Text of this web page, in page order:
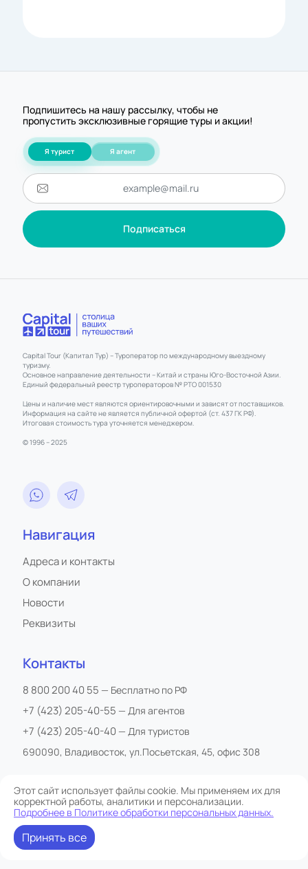
Подпишитесь на нашу рассылку, чтобы не
пропустить эксклюзивные горящие туры и акции!
Я турист Я агент
Подписаться
Capital Tour (Капитал Тур) – Туроператор по международному выездному
туризму.
Основное направление деятельности – Китай и страны Юго-Восточной Азии.
Единый федеральный реестр туроператоров № РТО 001530
Цены и наличие мест являются ориентировочными и зависят от поставщиков.
Информация на сайте не является публичной офертой (ст. 437 ГК РФ).
Итоговая стоимость тура уточняется менеджером.
© 1996 – 2025
Навигация
Адреса и контакты
О компании
Новости
Реквизиты
Контакты
8 800 200 40 55 — Бесплатно по РФ
+7 (423) 205-40-55 — Для агентов
+7 (423) 205-40-40 — Для туристов
690090, Владивосток, ул.Посьетская, 45, офис 308
Все права защищены
Политика обработки персональных данных
Этот сайт использует файлы cookie. Мы применяем их для
корректной работы, аналитики и персонализации.
Подробнее в Политике обработки персональных данных.
Принять все